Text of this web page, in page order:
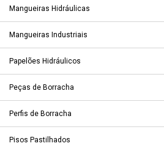
Mangueiras Hidráulicas
Mangueiras Industriais
Papelões Hidráulicos
Peças de Borracha
Perfis de Borracha
Pisos Pastilhados